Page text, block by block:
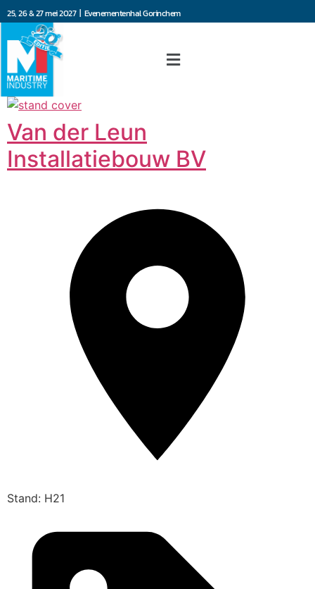
25, 26 & 27 mei 2027 | Evenementenhal Gorinchem
Van der Leun
Installatiebouw BV
Stand: H21